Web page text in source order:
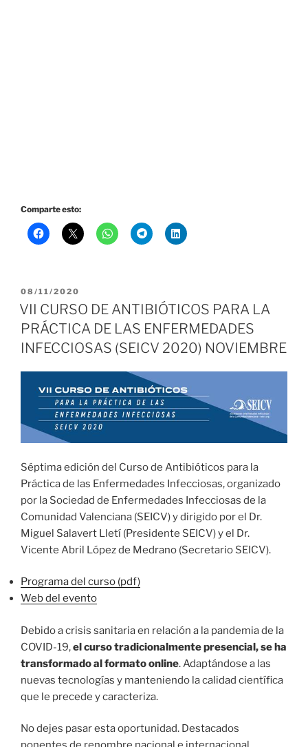
Comparte esto:
PUBLICADO
EL
08/11/2020
VII CURSO DE ANTIBIÓTICOS PARA LA
PRÁCTICA DE LAS ENFERMEDADES
INFECCIOSAS (SEICV 2020) NOVIEMBRE
Séptima edición del Curso de Antibióticos para la
Práctica de las Enfermedades Infecciosas, organizado
por la Sociedad de Enfermedades Infecciosas de la
Comunidad Valenciana (SEICV) y dirigido por el Dr.
Miguel Salavert Lletí (Presidente SEICV) y el Dr.
Vicente Abril López de Medrano (Secretario SEICV).
Programa del curso (pdf)
Web del evento
Debido a crisis sanitaria en relación a la pandemia de la
COVID-19,el curso tradicionalmente presencial, se ha
transformado al formato online. Adaptándose a las
nuevas tecnologías y manteniendo la calidad científica
que le precede y caracteriza.
No dejes pasar esta oportunidad. Destacados